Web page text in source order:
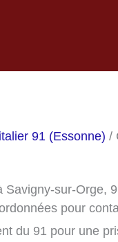
91 (Essonne) /
Savigny-sur-Orge,
pour
du 91 pour une